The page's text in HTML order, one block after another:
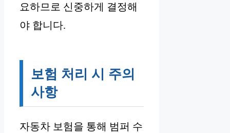
요하므로 신중하게 결정해
야 합니다.
보험 처리 시 주의
사항
자동차 보험을 통해 범퍼 수